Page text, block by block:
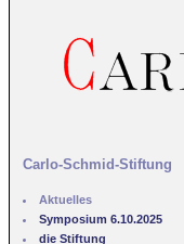
Carlo-Schmid-Stiftung
Aktuelles
Symposium 6.10.2025
die Stiftung